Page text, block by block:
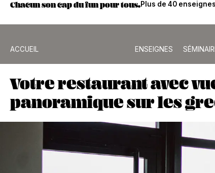
Chacun son cap du fun pour tous.Plus de 40
ACCUEIL ENSEIGNES
Votre restaurant avec
panoramique sur les